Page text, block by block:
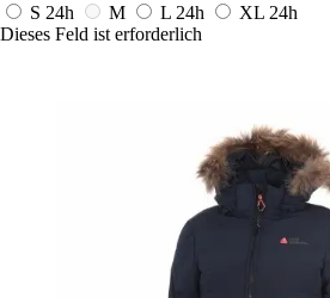
S 24h M L 24h XL 24h
Dieses Feld ist erforderlich